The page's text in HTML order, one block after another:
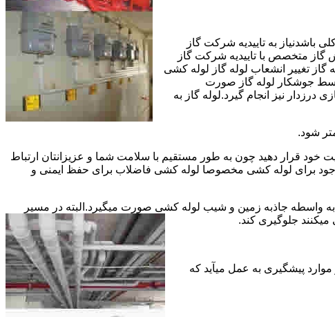
باشدنیاز به تاییدیه شرکت گاز
گاز متخصص با تاییدیه شرکت گاز
گاز تغییر انشعاب لوله گاز لوله کشی
جوشکار لوله گاز صورت
درزدار نیز انجام گیرد.لوله گاز به
شود.
قرار دهید چون به طور مستقیم با سلامت شما و عزیزانتان ارتباط
موجود برای لوله کشی مخصوصا لوله کشی فاضلاب برای حفظ ایمنی و
جاذبه زمین و شیب لوله کشی صورت میگیرد.البته در مسیر
جلوگیری کند.
موارد پیشگیری به عمل میآید که